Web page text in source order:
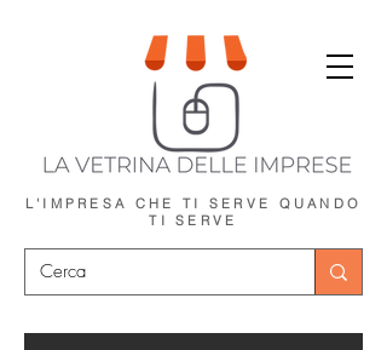
L'IMPRESA CHE TI SERVE QUANDO
TI SERVE